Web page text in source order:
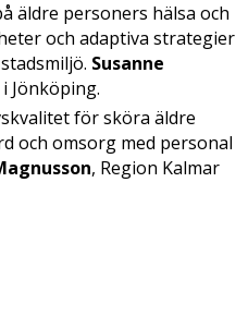
äldre personers hälsa och
och adaptiva strategier
Susanne
Jönköping.
för sköra äldre
och omsorg med personal
, Region Kalmar